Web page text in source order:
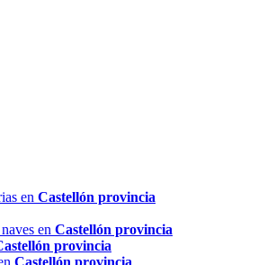
en Castellón provincia
en Castellón provincia
provincia
Castellón provincia